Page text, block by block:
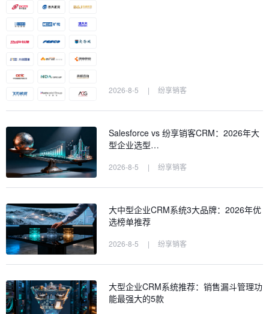
2026-8-5 | 纷享销客
Salesforce vs 纷享销客CRM：2026年大
型企业选型…
2026-8-5 | 纷享销客
大中型企业CRM系统3大品牌：2026年优
选榜单推荐
2026-8-5 | 纷享销客
大型企业CRM系统推荐：销售漏斗管理功
能最强大的5款